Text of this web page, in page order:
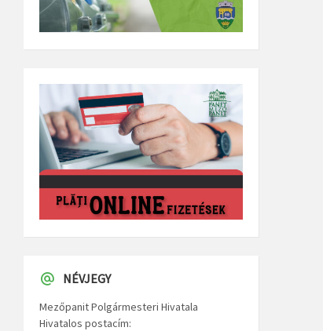
NÉVJEGY
Mezőpanit Polgármesteri Hivatala
Hivatalos postacím: